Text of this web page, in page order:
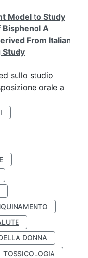
Model to Study
Bisphenol A
From Italian
Study
sullo studio
orale a
DONNA
TOSSICOLOGIA